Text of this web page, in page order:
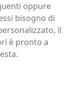
oppure
bisogno di
il
è pronto a